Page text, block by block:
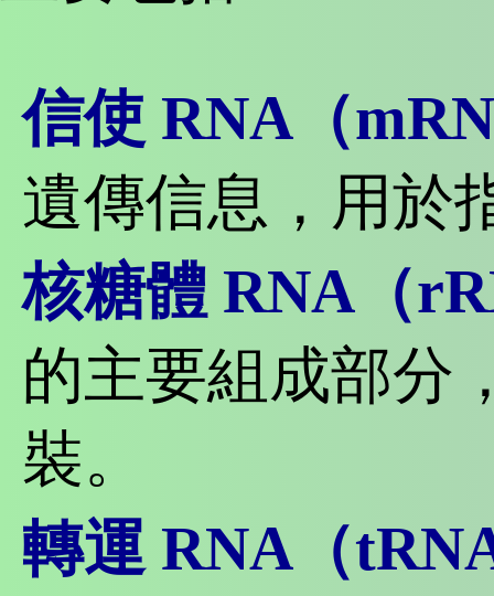
信使 RNA（
遺傳信息，用於
核糖體 RNA（
的主要組成部分
裝。
轉運 RNA（